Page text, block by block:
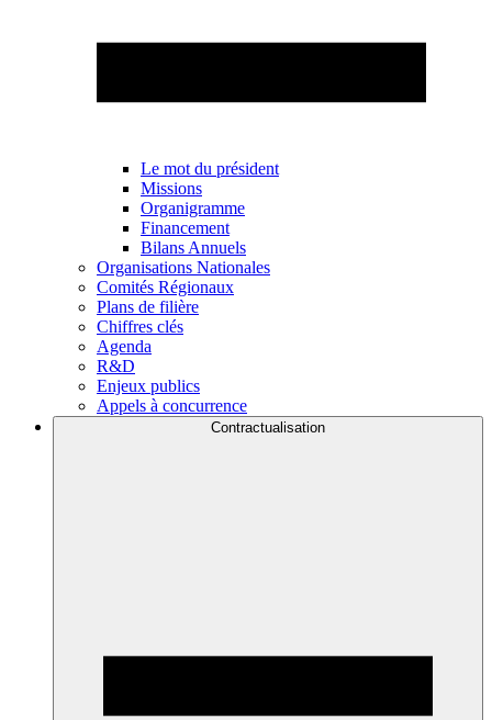
Le mot du président
Missions
Organigramme
Financement
Bilans Annuels
Organisations Nationales
Comités Régionaux
Plans de filière
Chiffres clés
Agenda
R&D
Enjeux publics
Appels à concurrence
Contractualisation